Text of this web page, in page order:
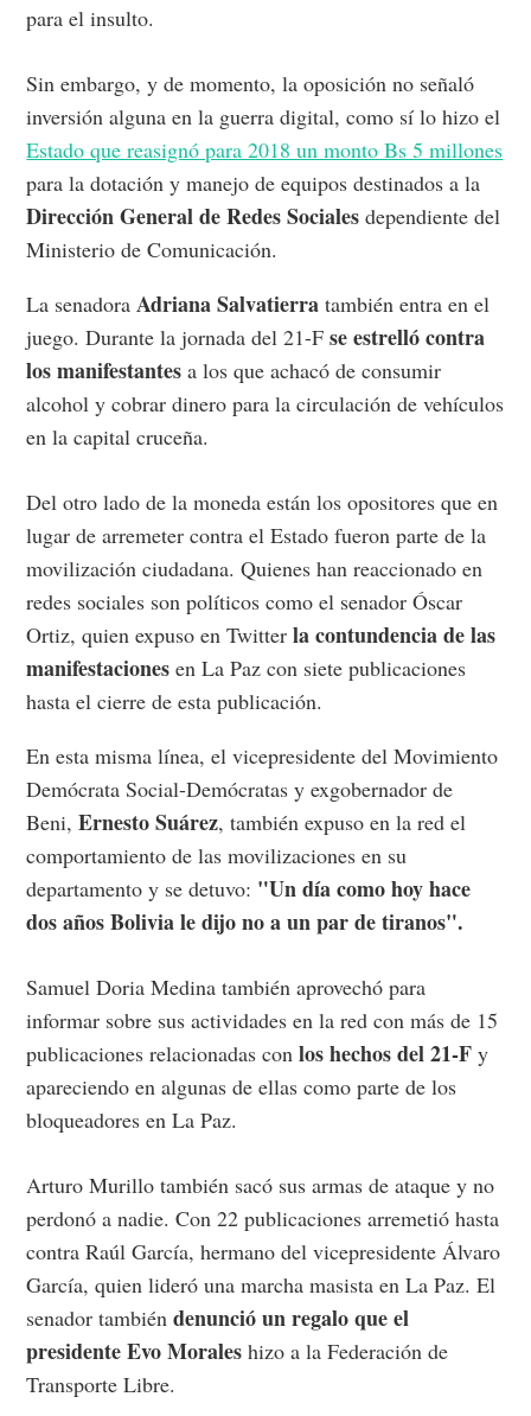
para el insulto.
Sin embargo, y de momento, la oposición no señaló
inversión alguna en la guerra digital, como sí lo hizo el
Estado que reasignó para 2018 un monto Bs 5 millones
para la dotación y manejo de equipos destinados a la
Dirección General de Redes Socialesdependiente del
Ministerio de Comunicación.
La senadora Adriana Salvatierra también entra en el
juego.Durante la jornada del 21-Fse estrelló contra
los manifestantes a los que achacó de consumir
alcohol y cobrar dinero para la circulación de vehículos
en la capital cruceña.
Del otro lado de la moneda están los opositores que en
lugar de arremeter contra el Estado fueron parte de la
movilización ciudadana.Quienes han reaccionado en
redes sociales son políticos como el senador Óscar
Ortiz, quien expuso en Twitterla contundencia de las
manifestaciones en La Paz con siete publicaciones
hasta el cierre de esta publicación.
En esta misma línea, el vicepresidente del Movimiento
Demócrata Social-Demócratas y exgobernador de
Beni,Ernesto Suárez, también expuso en la red el
comportamiento de las movilizaciones en su
departamento y se detuvo: "Un día como hoy hace
dos años Bolivia le dijo no a un par de tiranos".
Samuel Doria Medina también aprovechó para
informar sobre sus actividades en la red con más de 15
publicaciones relacionadas conlos hechos del 21-F y
apareciendo en algunas de ellas como parte de los
bloqueadores en La Paz.
Arturo Murillo también sacó sus armas de ataque y no
perdonó a nadie.Con 22 publicaciones arremetió hasta
contra Raúl García, hermano del vicepresidente Álvaro
García, quien lideró una marcha masista en La Paz.El
senador tambiéndenunció un regalo que el
presidente Evo Morales hizo a la Federación de
Transporte Libre.